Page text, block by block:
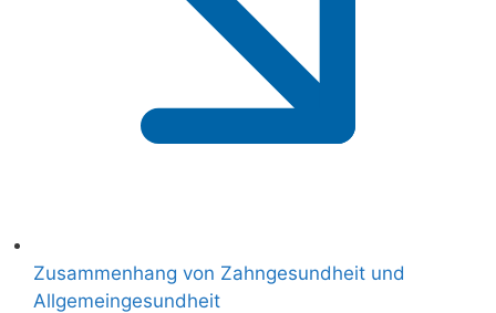
Zusammenhang von Zahngesundheit und
Allgemeingesundheit